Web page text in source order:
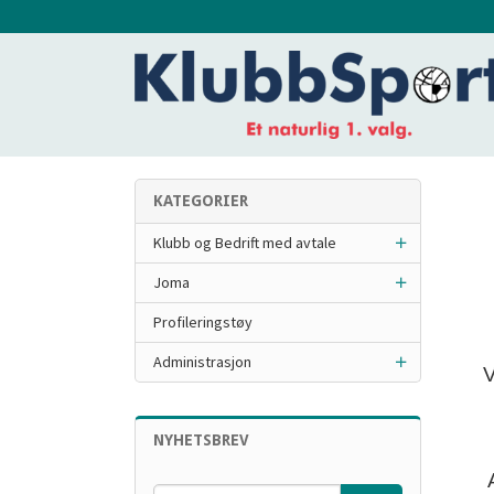
til
KATEGORIER
Klubb og Bedrift med avtale
Joma
Profileringstøy
Administrasjon
NYHETSBREV